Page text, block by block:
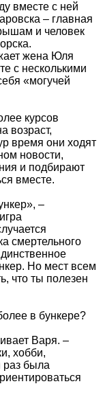
вместе с ней
– главная
и человек
жена Юля
с несколькими
«могучей
курсов
возраст,
время они ходят
новости,
и подбирают
вместе.
–
смертельного
Но мест всем
что ты полезен
в бункере?
Варя. –
хобби,
раз была